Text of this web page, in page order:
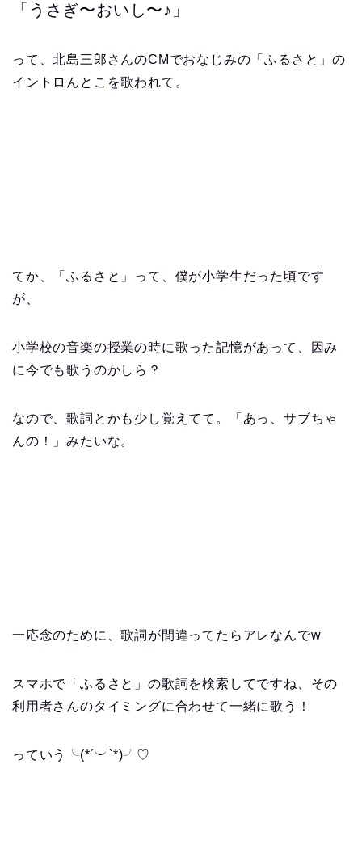
「うさぎ〜おいし〜♪」
って、北島三郎さんのCMでおなじみの「ふるさと」の
イントロんとこを歌われて。
てか、「ふるさと」って、僕が小学生だった頃です
が、
小学校の音楽の授業の時に歌った記憶があって、因み
に今でも歌うのかしら？
なので、歌詞とかも少し覚えてて。「あっ、サブちゃ
んの！」みたいな。
一応念のために、歌詞が間違ってたらアレなんでw
スマホで「ふるさと」の歌詞を検索してですね、その
利用者さんのタイミングに合わせて一緒に歌う！
っていう╰(*´︶`*)╯♡